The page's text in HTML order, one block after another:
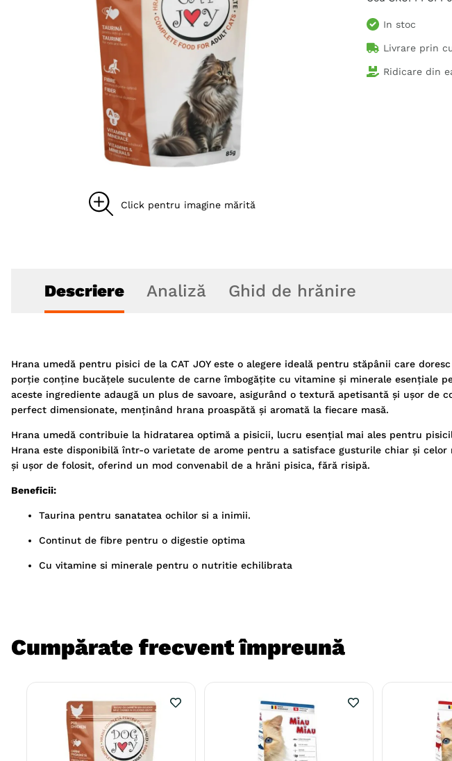
8. hypoallergenic
9. recompense caini
. brit caini
In stoc
Livrare prin
Ridicare din
Descriere Analiză Ghid de hrănire
Hrana umedă pentru pisici de la CAT JOY este o alegere ideală pentru stăpânii care
porție conține bucățele suculente de carne îmbogățite cu vitamine și minerale esențiale
aceste ingrediente adaugă un plus de savoare, asigurând o textură apetisantă și ușor de
perfect dimensionate, menținând hrana proaspătă și aromată la fiecare masă.
Hrana umedă contribuie la hidratarea optimă a pisicii, lucru esențial mai ales pentru
Hrana este disponibilă într-o varietate de arome pentru a satisface gusturile chiar și
și ușor de folosit, oferind un mod convenabil de a hrăni pisica, fără risipă.
Beneficii:
Taurina pentru sanatatea ochilor si a inimii.
Continut de fibre pentru o digestie optima
Cu vitamine si minerale pentru o nutritie echilibrata
Cumpărate frecvent împreună